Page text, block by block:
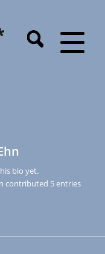
bio yet.
contributed 5 entries